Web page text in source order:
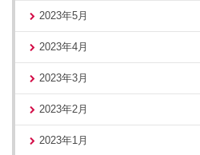
2023年5月
2023年4月
2023年3月
2023年2月
2023年1月